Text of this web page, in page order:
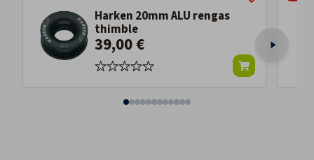
Harken 20mm ALU rengas
thimble
39,00 €